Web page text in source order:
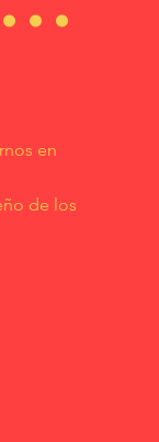
en
de los